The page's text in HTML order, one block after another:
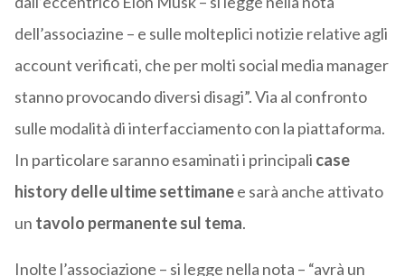
dell’associazine – e sulle molteplici notizie relative agli
account verificati, che per molti social media manager
stanno provocando diversi disagi”. Via al confronto
sulle modalità di interfacciamento con la piattaforma.
In particolare saranno esaminati i principali case
history delle ultime settimanee sarà anche attivato
un tavolo permanente sul tema.
Inolte l’associazione – si legge nella nota – “avrà un